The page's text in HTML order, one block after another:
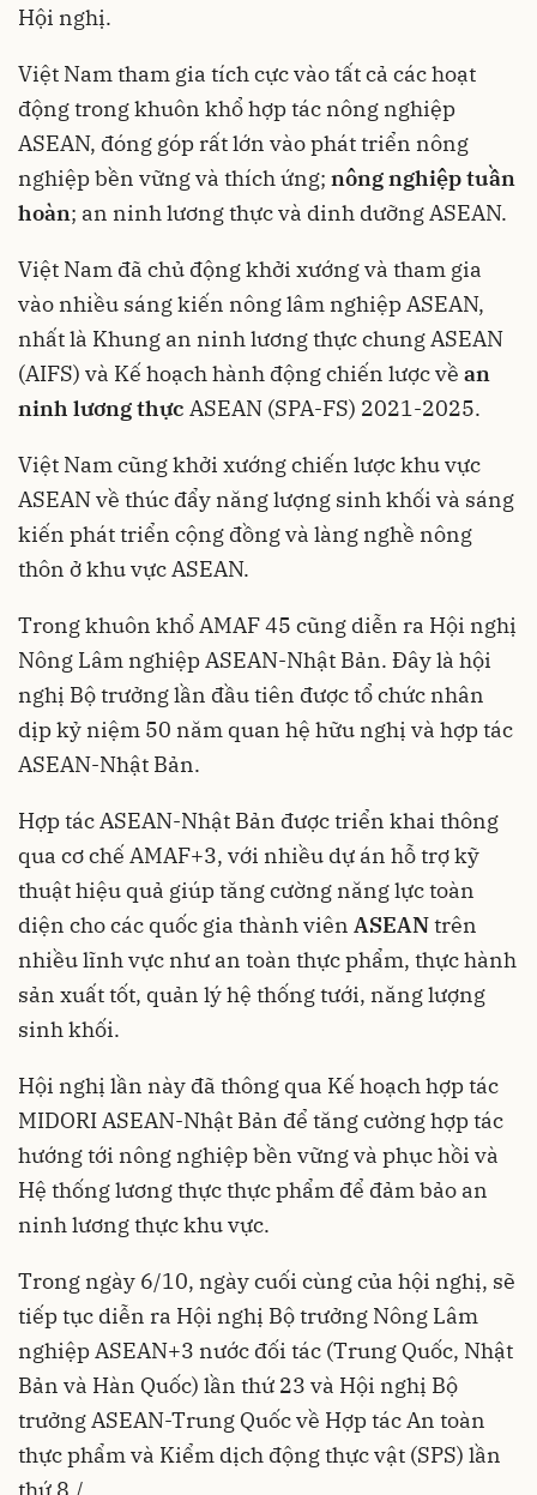
Hội nghị.
Việt Nam tham gia tích cực vào tất cả các hoạt
động trong khuôn khổ hợp tác nông nghiệp
ASEAN, đóng góp rất lớn vào phát triển nông
nghiệp bền vững và thích ứng; nông nghiệp tuần
hoàn; an ninh lương thực và dinh dưỡng ASEAN.
Việt Nam đã chủ động khởi xướng và tham gia
vào nhiều sáng kiến nông lâm nghiệp ASEAN,
nhất là Khung an ninh lương thực chung ASEAN
(AIFS) và Kế hoạch hành động chiến lược về an
ninh lương thực ASEAN (SPA-FS) 2021-2025.
Việt Nam cũng khởi xướng chiến lược khu vực
ASEAN về thúc đẩy năng lượng sinh khối và sáng
kiến phát triển cộng đồng và làng nghề nông
thôn ở khu vực ASEAN.
Trong khuôn khổ AMAF 45 cũng diễn ra Hội nghị
Nông Lâm nghiệp ASEAN-Nhật Bản. Đây là hội
nghị Bộ trưởng lần đầu tiên được tổ chức nhân
dịp kỷ niệm 50 năm quan hệ hữu nghị và hợp tác
ASEAN-Nhật Bản.
Hợp tác ASEAN-Nhật Bản được triển khai thông
qua cơ chế AMAF+3, với nhiều dự án hỗ trợ kỹ
thuật hiệu quả giúp tăng cường năng lực toàn
diện cho các quốc gia thành viên ASEANtrên
nhiều lĩnh vực như an toàn thực phẩm, thực hành
sản xuất tốt, quản lý hệ thống tưới, năng lượng
sinh khối.
Hội nghị lần này đã thông qua Kế hoạch hợp tác
MIDORI ASEAN-Nhật Bản để tăng cường hợp tác
hướng tới nông nghiệp bền vững và phục hồi và
Hệ thống lương thực thực phẩm để đảm bảo an
ninh lương thực khu vực.
Trong ngày 6/10, ngày cuối cùng của hội nghị, sẽ
tiếp tục diễn ra Hội nghị Bộ trưởng Nông Lâm
nghiệp ASEAN+3 nước đối tác (Trung Quốc, Nhật
Bản và Hàn Quốc) lần thứ 23 và Hội nghị Bộ
trưởng ASEAN-Trung Quốc về Hợp tác An toàn
thực phẩm và Kiểm dịch động thực vật (SPS) lần
thứ 8./.